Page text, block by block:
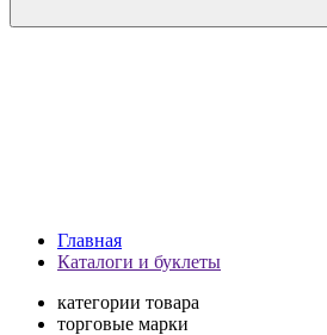
Главная
Каталоги и буклеты
категории товара
торговые марки